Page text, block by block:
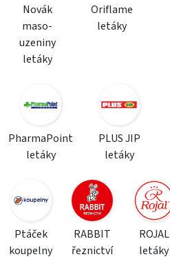
Novák
maso-
uzeniny
letáky
Oriflame
letáky
PharmaPoint
letáky
PLUS JIP
letáky
Ptáček
koupelny
RABBIT
řeznictví
ROJAL
letáky